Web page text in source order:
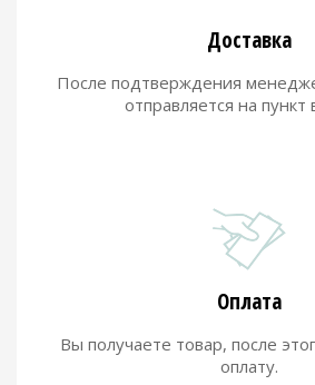
Доставка
После подтверждения
отправляется на пункт
Оплата
Вы получаете товар, после
оплату.